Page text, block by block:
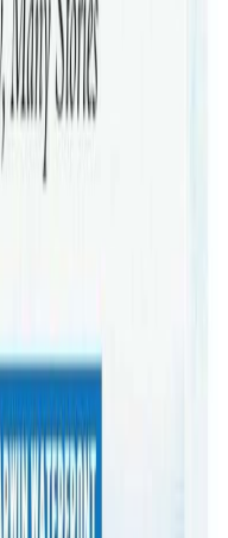
पुगेर त्यहिँ फसेका
मार्फत गरिएको
अरु २०० ह्वेल फसेको
एकै समूहका रहेको अनुमान
अध्ययन अनुसन्धान
र न्युजिल्याण्डका
ऋतुमा सयौ संख्यामा
सामाजिक मानिने पाइलट
कहिलेकाहि गलत बाटो
गरेको वैज्ञानिकहरुको